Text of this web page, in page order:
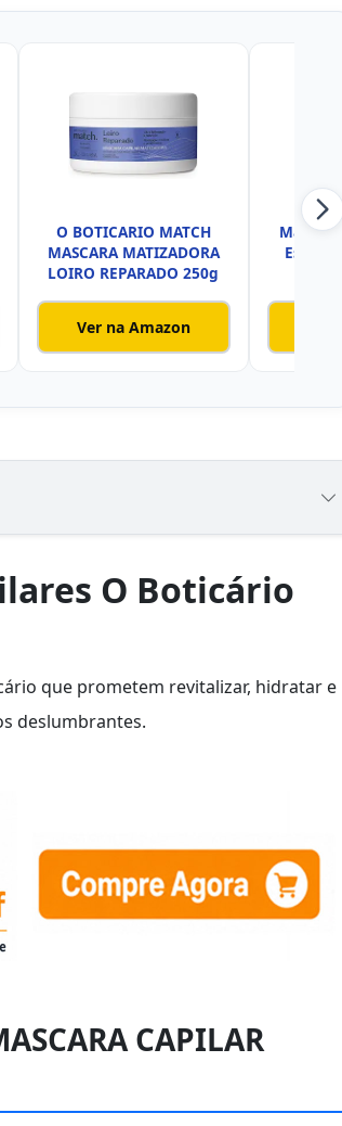
O BOTICARIO MATCH
MASCARA MATIZADORA
LOIRO REPARADO 250g
Ver na Amazon
O Boticário
que prometem revitalizar, hidratar e
deslumbrantes.
CAPILAR